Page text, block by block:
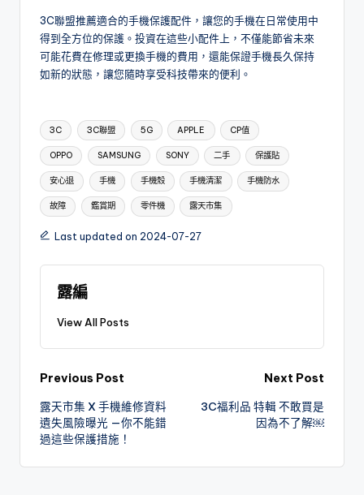
3C聯盟推薦適合的手機保護配件，讓您的手機在日常使用中
得到全方位的保護。投資在這些小配件上，不僅能節省未來
可能花費在修理或更換手機的費用，還能保證手機長久保持
如新的狀態，讓您隨時享受科技帶來的便利。
Tags:
3C 3C聯盟 5G APPLE CP值
OPPO SAMSUNG SONY 二手 保護貼
安心退 手機 手機殼 手機清潔 手機防水
故障 鑑賞期 零件機 露天市集
Last updated on 2024-07-27
露編
View All Posts
Post
navigation
Previous Post
露天市集 X 手機維修資料
遺失風險曝光 —你不能錯
過這些保護措施！
Next Post
3C福利品 特輯 不敢買是
因為不了解￼